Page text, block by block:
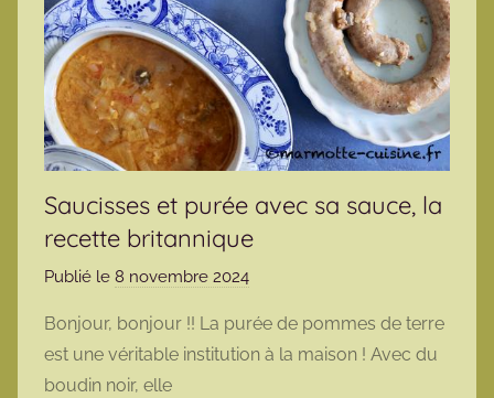
Saucisses et purée avec sa sauce, la
recette britannique
Publié le 8 novembre 2024
r
m
Bonjour, bonjour !! La purée de pommes de terre
est une véritable institution à la maison ! Avec du
boudin noir, elle